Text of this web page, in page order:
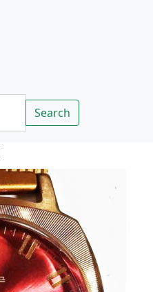
Rechercher
Search